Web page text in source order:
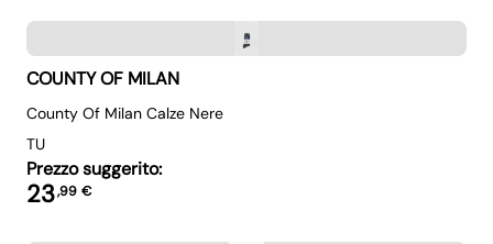
COUNTY OF MILAN
County Of Milan Calze Nere
TU
Prezzo suggerito:
23,99 €